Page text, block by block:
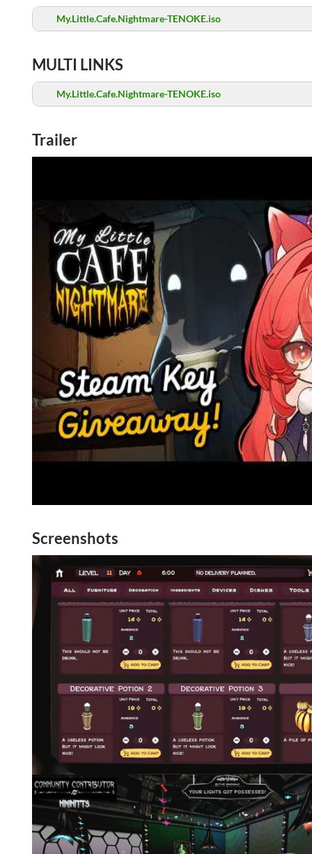
My.Little.Cafe.Nightmare-TENOKE.iso
MULTI LINKS
My.Little.Cafe.Nightmare-TENOKE.iso
Trailer
Screenshots